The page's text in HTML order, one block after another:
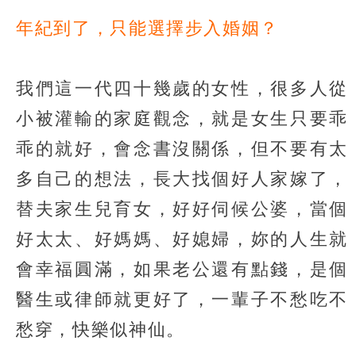
年紀到了，只能選擇步入婚姻？
我們這一代四十幾歲的女性，很多人從
小被灌輸的家庭觀念，就是女生只要乖
乖的就好，會念書沒關係，但不要有太
多自己的想法，長大找個好人家嫁了，
替夫家生兒育女，好好伺候公婆，當個
好太太、好媽媽、好媳婦，妳的人生就
會幸福圓滿，如果老公還有點錢，是個
醫生或律師就更好了，一輩子不愁吃不
愁穿，快樂似神仙。